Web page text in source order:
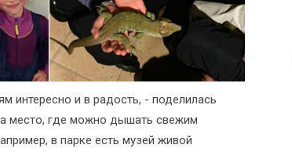
интересно и в радость, - поделилась
место, где можно дышать свежим
в парке есть музей живой